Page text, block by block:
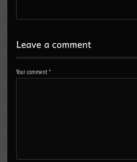
Your comment*